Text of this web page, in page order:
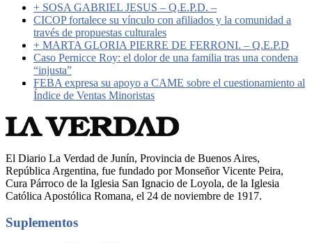
+ SOSA GABRIEL JESUS – Q.E.P.D. –
CICOP fortalece su vínculo con afiliados y la comunidad a
través de propuestas culturales
+ MARTA GLORIA PIERRE DE FERRONI. – Q.E.P.D
Caso Pernicce Roy: el dolor de una familia tras una condena
“injusta”
FEBA expresa su apoyo a CAME sobre el cuestionamiento al
Índice de Ventas Minoristas
El Diario La Verdad de Junín, Provincia de Buenos Aires,
República Argentina, fue fundado por Monseñor Vicente Peira,
Cura Párroco de la Iglesia San Ignacio de Loyola, de la Iglesia
Católica Apostólica Romana, el 24 de noviembre de 1917.
Suplementos